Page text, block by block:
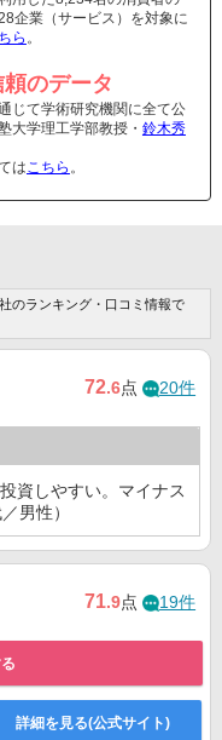
企業（サービス）を対象に
ら 。
のデータ
じて学術研究機関に全て公
大学理工学部教授・ 鈴木秀
は こちら 。
のランキング・口コミ情報で
72.6点 20件
資しやすい。マイナス
男性）
71.9点 19件
詳細を見る(公式サイト)